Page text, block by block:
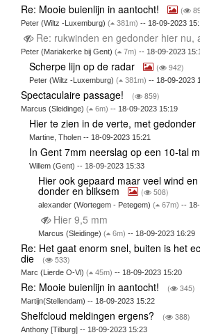
Re: Mooie buienlijn in aantocht! (
Peter (Wiltz -Luxemburg) ( 381m) -- 18-09-2023
Re: rukwinden en gedonder hier nu,
Peter (Mariakerke bij Gent) ( 7m) -- 18-09-2023
Scherpe lijn op de radar ( 942)
Peter (Wiltz -Luxemburg)( 381m) -- 18-09-2023
Spectaculaire passage! ( 859)
Marcus (Sleidinge) ( 6m) -- 18-09-2023 15:19
Hier te zien in de verte, met gedonder
Martine, Tholen -- 18-09-2023 15:21
In Gent 7mm neerslag op een 10-tal
Willem (Gent) -- 18-09-2023 15:33
Hier ook gepaard maar veel wind
donder en bliksem ( 508)
alexander (Wortegem - Petegem) ( 67m) --
Hier 9,5 mm
Marcus (Sleidinge) ( 6m) -- 18-09-2023 16:29
Re: Het gaat enorm snel, buiten is het
die ( 533)
Marc (Lierde O-Vl) ( 45m) -- 18-09-2023 15:20
Re: Mooie buienlijn in aantocht! ( 345)
Martijn(Stellendam) -- 18-09-2023 15:22
Shelfcloud meldingen ergens? ( 388)
Anthony [Tilburg] -- 18-09-2023 15:23